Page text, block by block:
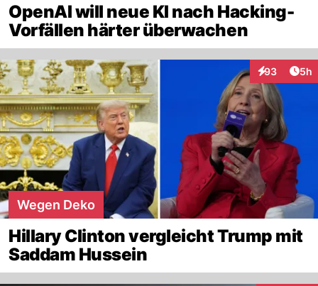
OpenAI will neue KI nach Hacking-
Vorfällen härter überwachen
93
Interaktionen
5h
Wegen Deko
Hillary Clinton vergleicht Trump mit
Saddam Hussein